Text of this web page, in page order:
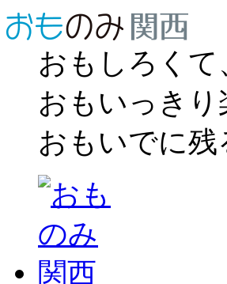
おもしろくて
おもいっき
おもいでに残